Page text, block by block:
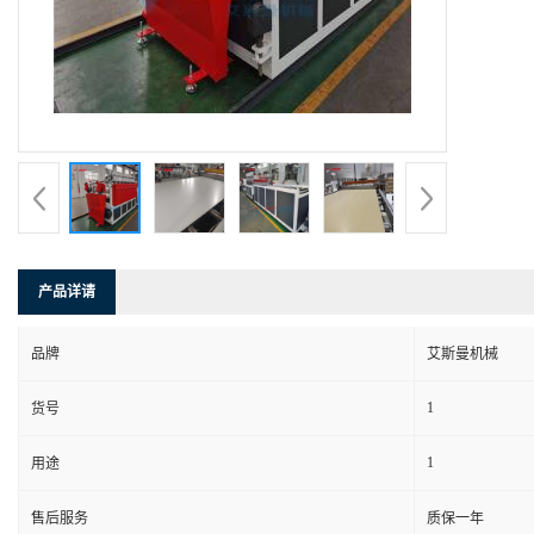
产品详请
品牌 艾斯曼机械
货号 1
用途 1
售后服务 质保一年